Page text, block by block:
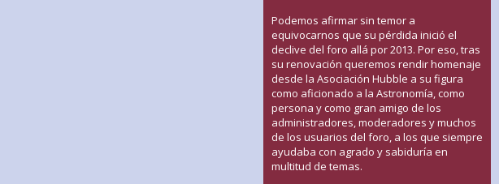
Podemos afirmar sin temor a
equivocarnos que su pérdida inició el
declive del foro allá por 2013. Por eso, tras
su renovación queremos rendir homenaje
desde la Asociación Hubble a su figura
como aficionado a la Astronomía, como
persona y como gran amigo de los
administradores, moderadores y muchos
de los usuarios del foro, a los que siempre
ayudaba con agrado y sabiduría en
multitud de temas.